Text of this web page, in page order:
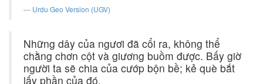
Urdu Geo Version (UGV)
Những dây của ngươi đã cổi ra, không thể
chằng chơn cột và giương buồm được. Bấy giờ
người ta sẽ chia của cướp bộn bề; kẻ què bắt
lấy phần của đó.